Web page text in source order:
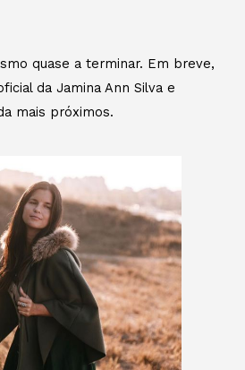
quase a terminar. Em breve,
da Jamina Ann Silva e
mais próximos.